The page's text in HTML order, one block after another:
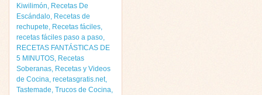
Kiwilimón Recetas De
Escándalo Recetas de
rechupete Recetas fáciles
recetas fáciles paso a paso
RECETAS FANTÁSTICAS DE
5 MINUTOS Recetas
Soberanas Recetas y Videos
de Cocina recetasgratis.net
Tastemade Trucos de Cocina